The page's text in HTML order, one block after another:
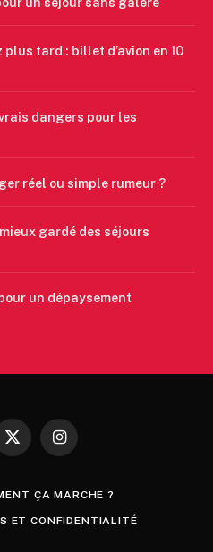
tard : billet d’avion en 10
dangers pour les
réel ou simple rumeur ?
gardé des séjours
un dépaysement
X
Instagram
ÇA MARCHE ?
ET CONFIDENTIALITÉ